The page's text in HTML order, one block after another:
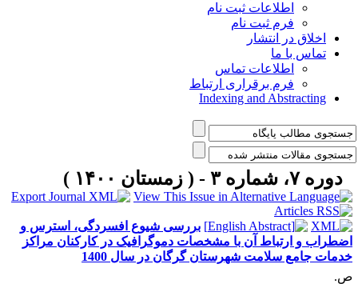
اطلاعات ثبت نام
فرم ثبت نام
اخلاق در انتشار
تماس با ما
اطلاعات تماس
فرم برقراری ارتباط
Indexing and Abstracting
دوره ۷، شماره ۳ - ( زمستان ۱۴۰۰ )
بررسی شیوع افسردگی، استرس و
و ارتباط آن با مشخصات دموگرافیک در کارکنان مراکز
جامع سلامت شهرستان گرگان در سال 1400